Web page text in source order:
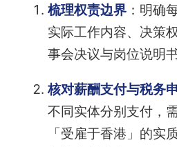
梳理权责边界：明确
实际工作内容、决策
事会决议与岗位说明
核对薪酬支付与税务
不同实体分别支付，
「受雇于香港」的实